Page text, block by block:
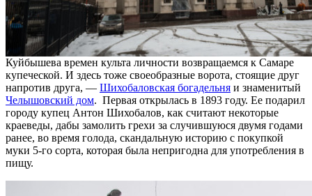
Куйбышева времен культа личности возвращаемся к Самаре
купеческой. И здесь тоже своеобразные ворота, стоящие друг
напротив друга, — Шихобаловская богадельня и знаменитый
Челышовский дом. Первая открылась в 1893 году. Ее подарил
городу купец Антон Шихобалов, как считают некоторые
краеведы, дабы замолить грехи за случившуюся двумя годами
ранее, во время голода, скандальную историю с покупкой
муки 5-го сорта, которая была непригодна для употребления в
пищу.